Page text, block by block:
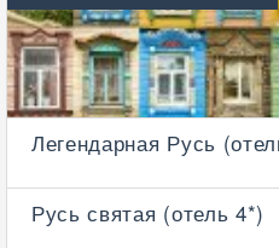
Легендарная Русь
Русь святая (отель 4*)